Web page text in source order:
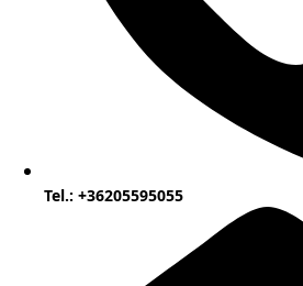
Tel.: +36205595055